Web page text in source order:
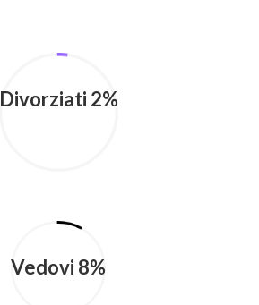
Divorziati 2%
Vedovi 8%